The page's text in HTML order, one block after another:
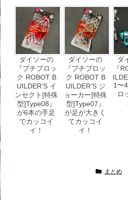
ダイソーの
『プチブロッ
ク ROBOT B
UILDER’S イ
ンセクト[特殊
型]Type08』
が6本の手足
でカッコイ
イ！
ダイソーの
『プチブロッ
ク ROBOT B
UILDER’S ジ
ョーカー[特殊
型]Type07』
が足が大きく
てカッコイ
イ！
ダ
『
1〜
ロ
まとめ